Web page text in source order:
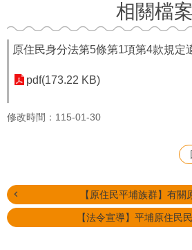
相關檔案
原住民身分法第5條第1項第4款規定
pdf(173.22 KB)
修改時間：115-01-30
【原住民平埔族群】有關
【法令宣導】平埔原住民